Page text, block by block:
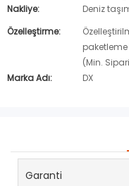
Nakliye:
Deniz
Özelleştirme:
paketleme
(Min.
Marka Adı:
DX
Garanti